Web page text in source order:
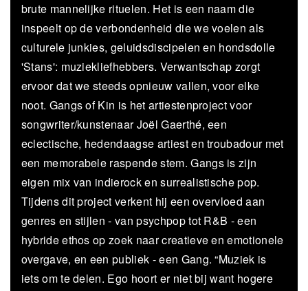
brute mannelijke rituelen. Het is een naam die
inspeelt op de verbondenheid die we voelen als
culturele junkies, geluidsdiscipelen en hondsdolle
'Stans': muziekliefhebbers. Verwantschap zorgt
ervoor dat we steeds opnieuw vallen, voor elke
noot. Gangs of Kin is het artiestenproject voor
songwriter/kunstenaar Joël Gaerthé, een
eclectische, hedendaagse artiest en troubadour met
een memorabele raspende stem. Gangs is zijn
eigen mix van indierock en surrealistische pop.
Tijdens dit project verkent hij een overvloed aan
genres en stijlen - van psychpop tot R&B - een
hybride ethos op zoek naar creatieve en emotionele
overgave, en een publiek - een Gang. “Muziek is
iets om te delen. Ego hoort er niet bij want hogere